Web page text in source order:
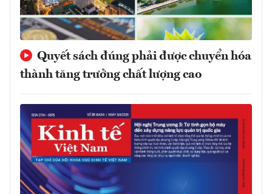
Quyết sách đúng phải được chuyển hóa
thành tăng trưởng chất lượng cao